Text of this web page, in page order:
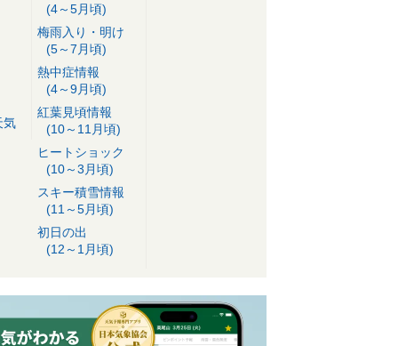
気
(4～5月頃)
梅雨入り・明け
(5～7月頃)
熱中症情報
(4～9月頃)
紅葉見頃情報
(10～11月頃)
ヒートショック
(10～3月頃)
スキー積雪情報
(11～5月頃)
初日の出
(12～1月頃)